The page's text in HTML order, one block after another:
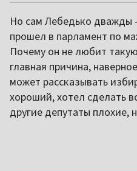
Но сам Лебедько дважды
прошел в парламент по
Почему он не любит
главная причина,
может рассказывать
хороший, хотел сделать
другие депутаты плохие,